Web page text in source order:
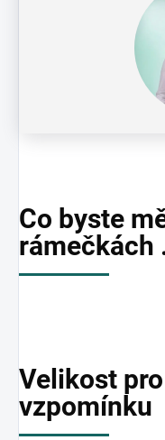
Co byste
rámečkách
Velikost
vzpomínku